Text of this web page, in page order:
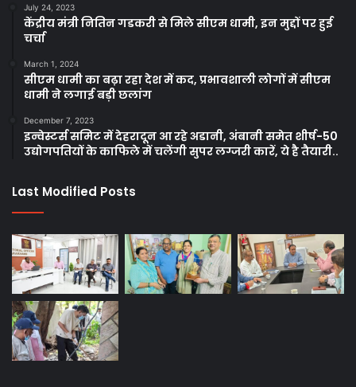
July 24, 2023
केंद्रीय मंत्री नितिन गडकरी से मिले सीएम धामी, इन मुद्दों पर हुई
चर्चा
March 1, 2024
सीएम धामी का बढ़ा रहा देश में कद, प्रभावशाली लोगों में सीएम
धामी ने लगाई बड़ी छलांग
December 7, 2023
इन्वेस्टर्स समिट में देहरादून आ रहे अडानी, अंबानी समेत शीर्ष-50
उद्योगपतियों के काफिले में चलेंगी सुपर लग्जरी कारें, ये है तैयारी..
Last Modified Posts